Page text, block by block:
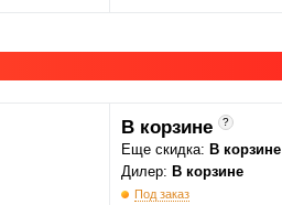
В корзине ?
Еще скидка: В корзине
Дилер: В корзине
Под заказ